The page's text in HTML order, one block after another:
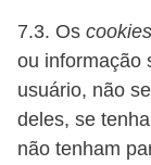
7.3. Os cookies
ou informação
usuário, não
deles, se
não tenham